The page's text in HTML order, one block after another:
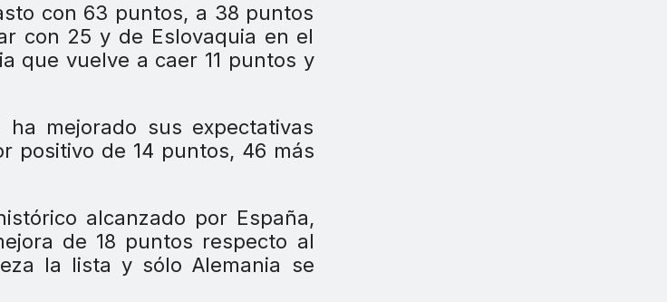
con 63 puntos, a 38 puntos
con 25 y de Eslovaquia en el
que vuelve a caer 11 puntos y
mejorado sus expectativas
positivo de 14 puntos, 46 más
alcanzado por España,
de 18 puntos respecto al
la lista y sólo Alemania se